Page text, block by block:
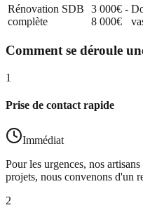
Rénovation SDB
complète
3 000€ -
8 000€
Comment se déroule
1
Prise de contact rapide
Immédiat
Pour les urgences, nos
projets, nous convenons d'un
2